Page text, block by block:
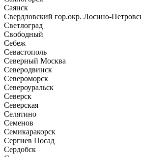
Саянск
Свердловский гор.окр. Лосино-
Светлоград
Свободный
Себеж
Севастополь
Северный Москва
Северодвинск
Североморск
Североуральск
Северск
Северская
Селятино
Семенов
Семикаракорск
Сергиев Посад
Сердобск